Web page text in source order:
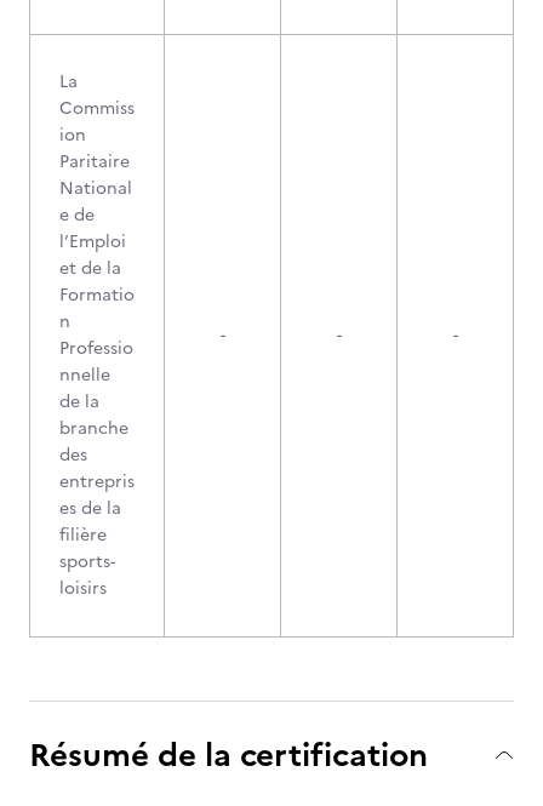
La
Commiss
ion
Paritaire
National
e de
l’Emploi
et de la
Formatio
n
Professio
nnelle
de la
branche
des
entrepris
es de la
filière
sports-
loisirs
- - -
Résumé de la certification